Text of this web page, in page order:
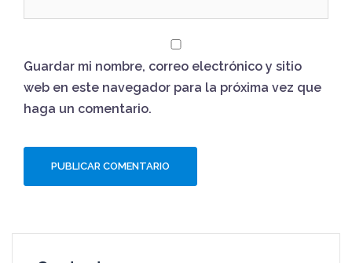
Guardar mi nombre, correo electrónico y sitio
web en este navegador para la próxima vez que
haga un comentario.